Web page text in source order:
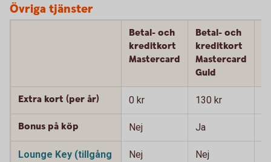
Övriga tjänster
Betal- och
kreditkort
Mastercard
Betal- och
kreditkort
Mastercard
Guld
Extra kort (per år) 0 kr 130 kr
Bonus på köp Nej Ja
Lounge Key (tillgång
Nej Nej